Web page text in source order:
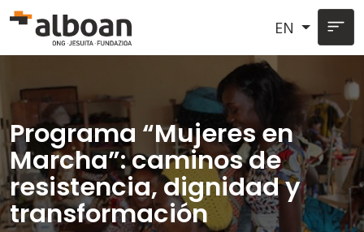
Skip to main content
EN
Programa “Mujeres en
Marcha”: caminos de
resistencia, dignidad y
transformación